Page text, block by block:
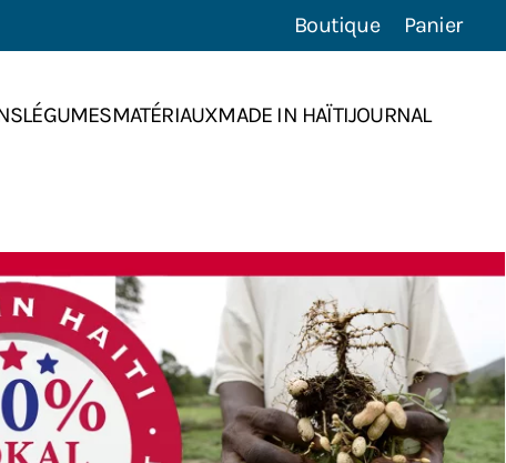
Boutique Panier
LÉGUMESMATÉRIAUXMADE IN HAÏTIJOURNAL